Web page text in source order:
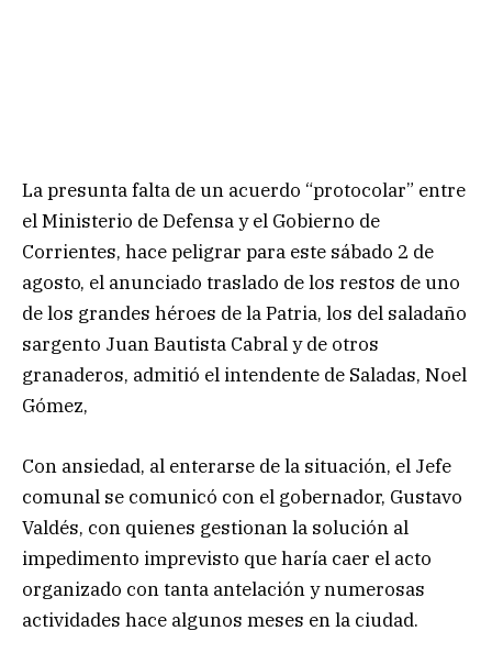
La presunta falta de un acuerdo “protocolar” entre
el Ministerio de Defensa y el Gobierno de
Corrientes, hace peligrar para este sábado 2 de
agosto, el anunciado traslado de los restos de uno
de los grandes héroes de la Patria, los del saladaño
sargento Juan Bautista Cabral y de otros
granaderos, admitió el intendente de Saladas, Noel
Gómez,
Con ansiedad, al enterarse de la situación, el Jefe
comunal se comunicó con el gobernador, Gustavo
Valdés, con quienes gestionan la solución al
impedimento imprevisto que haría caer el acto
organizado con tanta antelación y numerosas
actividades hace algunos meses en la ciudad.